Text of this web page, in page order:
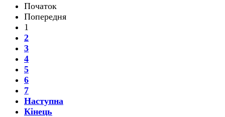
Початок
Попередня
1
2
3
4
5
6
7
Наступна
Кінець